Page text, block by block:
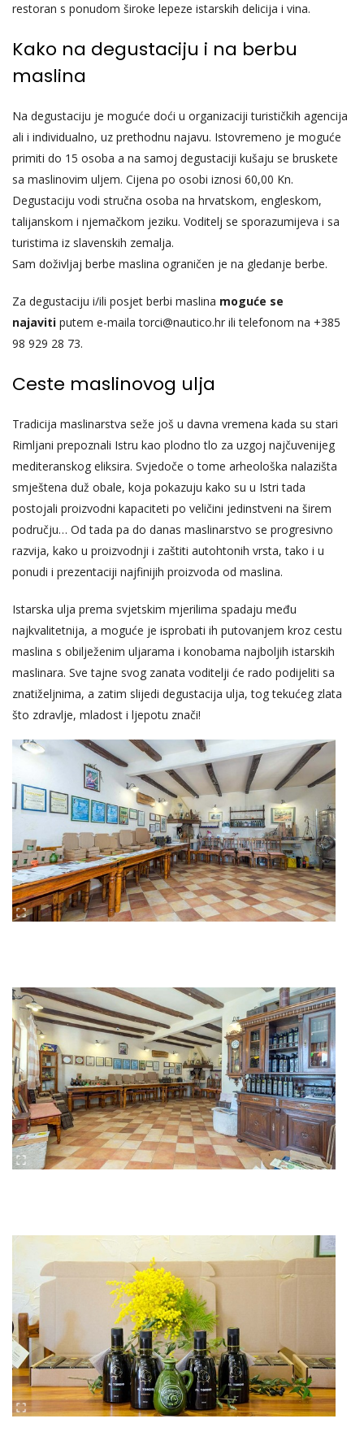
restoran s ponudom široke lepeze istarskih delicija i vina.
Kako na degustaciju i na berbu
maslina
Na degustaciju je moguće doći u organizaciji turističkih agencija
ali i individualno, uz prethodnu najavu. Istovremeno je moguće
primiti do 15 osoba a na samoj degustaciji kušaju se bruskete
sa maslinovim uljem. Cijena po osobi iznosi 60,00 Kn.
Degustaciju vodi stručna osoba na hrvatskom, engleskom,
talijanskom i njemačkom jeziku. Voditelj se sporazumijeva i sa
turistima iz slavenskih zemalja.
Sam doživljaj berbe maslina ograničen je na gledanje berbe.
Za degustaciju i/ili posjet berbi maslina moguće se
najaviti putem e-mailatorci@nautico.hr ili telefonom na +385
98 929 28 73.
Ceste maslinovog ulja
Tradicija maslinarstva seže još u davna vremena kada su stari
Rimljani prepoznali Istru kao plodno tlo za uzgoj najčuvenijeg
mediteranskog eliksira. Svjedoče o tome arheološka nalazišta
smještena duž obale, koja pokazuju kako su u Istri tada
postojali proizvodni kapaciteti po veličini jedinstveni na širem
području… Od tada pa do danas maslinarstvo se progresivno
razvija, kako u proizvodnji i zaštiti autohtonih vrsta, tako i u
ponudi i prezentaciji najfinijih proizvoda od maslina.
Istarska ulja prema svjetskim mjerilima spadaju među
najkvalitetnija, a moguće je isprobati ih putovanjem kroz cestu
maslina s obilježenim uljarama i konobama najboljih istarskih
maslinara. Sve tajne svog zanata voditelji će rado podijeliti sa
znatiželjnima, a zatim slijedi degustacija ulja, tog tekućeg zlata
što zdravlje, mladost i ljepotu znači!